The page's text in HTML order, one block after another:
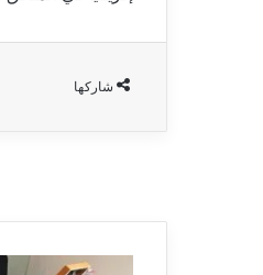
شاركها